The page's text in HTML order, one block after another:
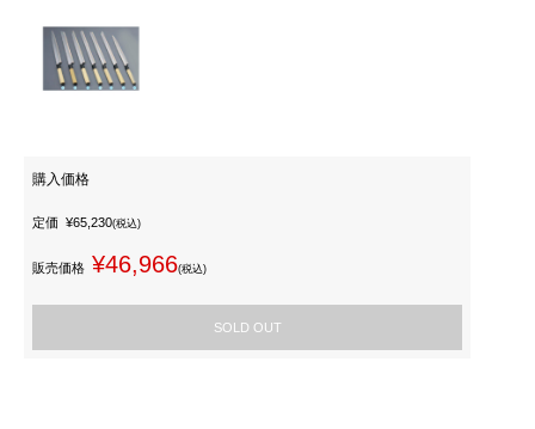
購入価格
定価 ¥65,230(税込)
販売価格 ¥46,966(税込)
SOLD OUT